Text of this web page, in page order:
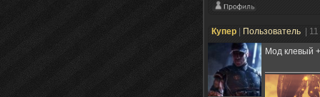
Купер Пользователь |
Мод клевый